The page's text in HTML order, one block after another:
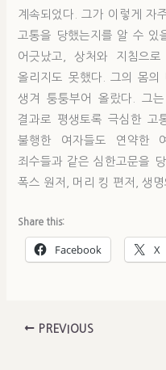
계속되었다. 그가 이렇게 자
고통을 당했는지를 알 수 있
어긋났고, 상처와 지침으
올리지도 못했다. 그의 몸의
생겨 퉁퉁부어 올랐다. 그
결과로 평생토록 극심한 고
불행한 여자들도 연약한
죄수들과 같은 심한고문을
폭스 원저, 머리 킹 편저, 생
Share this:
Facebook X
PREVIOUS